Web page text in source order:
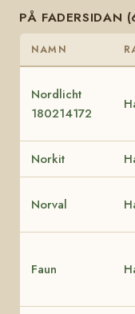
PÅ FADERSIDAN
NAMN
Nordlicht
180214172
Norkit
Norval
Faun